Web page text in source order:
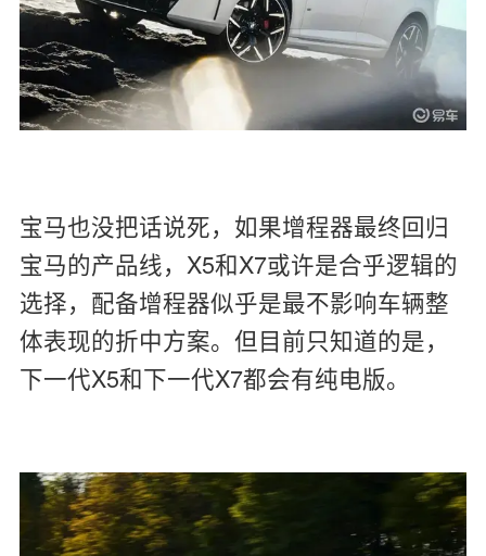
宝马也没把话说死，如果增程器最终回归
宝马的产品线，X5和X7或许是合乎逻辑的
选择，配备增程器似乎是最不影响车辆整
体表现的折中方案。但目前只知道的是，
下一代X5和下一代X7都会有纯电版。